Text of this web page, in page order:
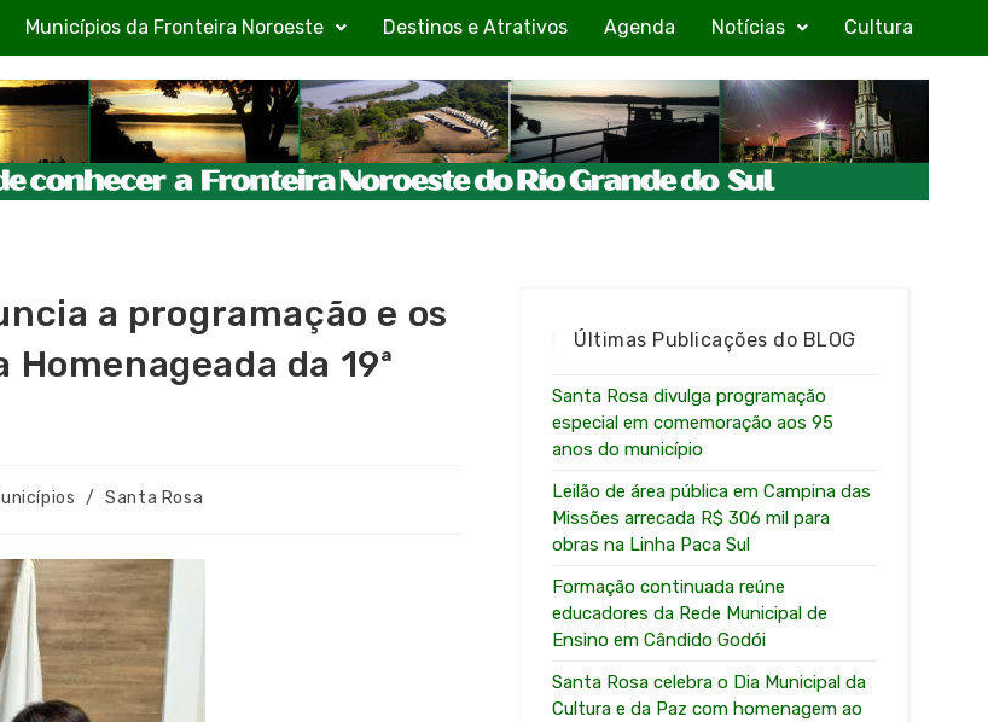
Municípios da Fronteira Noroeste Destinos e Atrativos Agenda Notícias Cultura
a programação e os
da 19ª
/ Santa Rosa
Últimas Publicações do BLOG
Santa Rosa divulga programação
especial em comemoração aos 95
anos do município
Leilão de área pública em Campina das
Missões arrecada R$ 306 mil para
obras na Linha Paca Sul
Formação continuada reúne
educadores da Rede Municipal de
Ensino em Cândido Godói
Santa Rosa celebra o Dia Municipal da
Cultura e da Paz com homenagem ao